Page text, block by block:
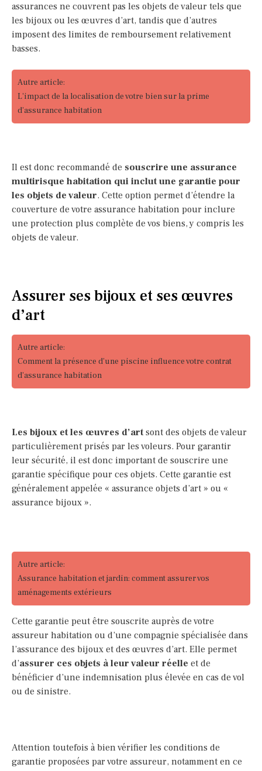
assurances ne couvrent pas les objets de valeur tels que
les bijoux ou les œuvres d’art, tandis que d’autres
imposent des limites de remboursement relativement
basses.
Autre article:
L'impact de la localisation de votre bien sur la prime
d'assurance habitation
Il est donc recommandé de souscrire une assurance
multirisque habitation qui inclut une garantie pour
les objets de valeur. Cette option permet d’étendre la
couverture de votre assurance habitation pour inclure
une protection plus complète de vos biens, y compris les
objets de valeur.
Assurer ses bijoux et ses œuvres
d’art
Autre article:
Comment la présence d'une piscine influence votre contrat
d'assurance habitation
Les bijoux et les œuvres d’artsont des objets de valeur
particulièrement prisés par les voleurs. Pour garantir
leur sécurité, il est donc important de souscrire une
garantie spécifique pour ces objets. Cette garantie est
généralement appelée « assurance objets d’art » ou «
assurance bijoux ».
Autre article:
Assurance habitation et jardin: comment assurer vos
aménagements extérieurs
Cette garantie peut être souscrite auprès de votre
assureur habitation ou d’une compagnie spécialisée dans
l’assurance des bijoux et des œuvres d’art. Elle permet
d’assurer ces objets à leur valeur réelle et de
bénéficier d’une indemnisation plus élevée en cas de vol
ou de sinistre.
Attention toutefois à bien vérifier les conditions de
garantie proposées par votre assureur, notamment en ce